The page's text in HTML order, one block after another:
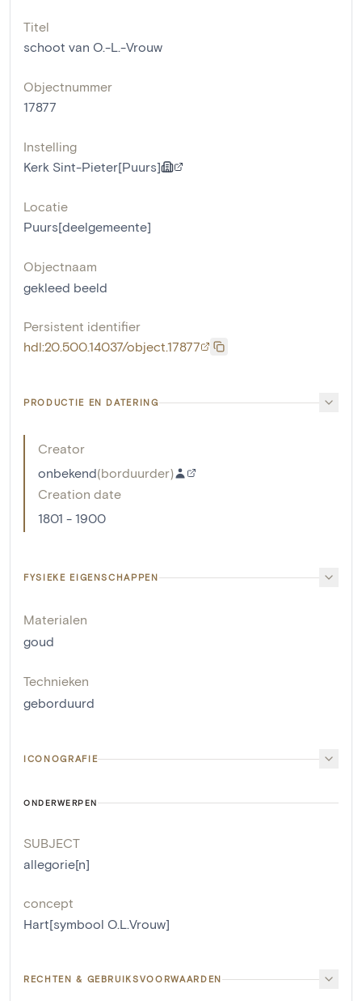
Titel
schoot van O.-L.-Vrouw
Objectnummer
17877
Instelling
Kerk Sint-Pieter[Puurs]
Locatie
Puurs[deelgemeente]
Objectnaam
gekleed beeld
Persistent identifier
hdl:20.500.14037/object.17877
PRODUCTIE EN DATERING
Creator
onbekend(borduurder)
Creation date
1801 - 1900
FYSIEKE EIGENSCHAPPEN
Materialen
goud
Technieken
geborduurd
ICONOGRAFIE
ONDERWERPEN
SUBJECT
allegorie[n]
concept
Hart[symbool O.L.Vrouw]
RECHTEN & GEBRUIKSVOORWAARDEN